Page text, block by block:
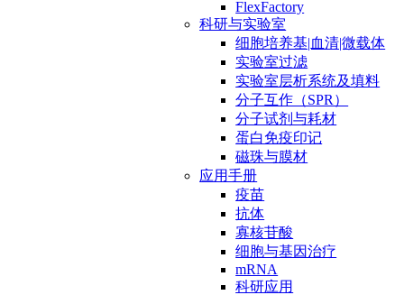
FlexFactory
科研与实验室
细胞培养基|血清|微载体
实验室过滤
实验室层析系统及填料
分子互作（SPR）
分子试剂与耗材
蛋白免疫印记
磁珠与膜材
应用手册
疫苗
抗体
寡核苷酸
细胞与基因治疗
mRNA
科研应用